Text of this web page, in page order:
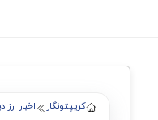
کریپتونگار اخبار